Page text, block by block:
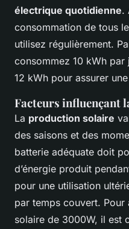
électrique quotidienne.
consommation de tous
utilisez régulièrement.
consommez 10 kWh
12 kWh pour assurer
Facteurs influençant
La production solaire
des saisons et des
batterie adéquate doit
d’énergie produit
pour une utilisation
par temps couvert. Pour
solaire de 3000W, il est